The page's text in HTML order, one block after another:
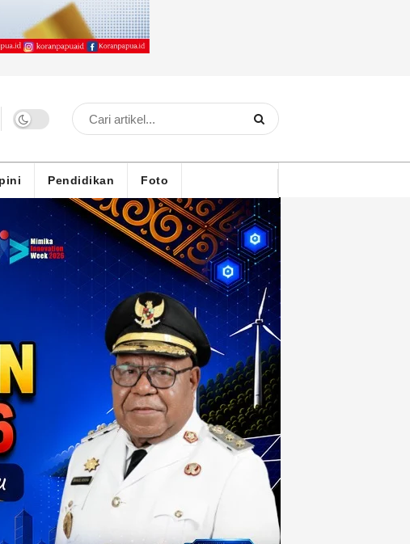
Pendidikan Foto